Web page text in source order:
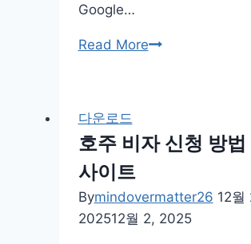
Google…
Read More지
대
무
료
다운로드
호주 비자 신청 방
사이트
Bymindovermatter26 12월
202512월 2, 2025